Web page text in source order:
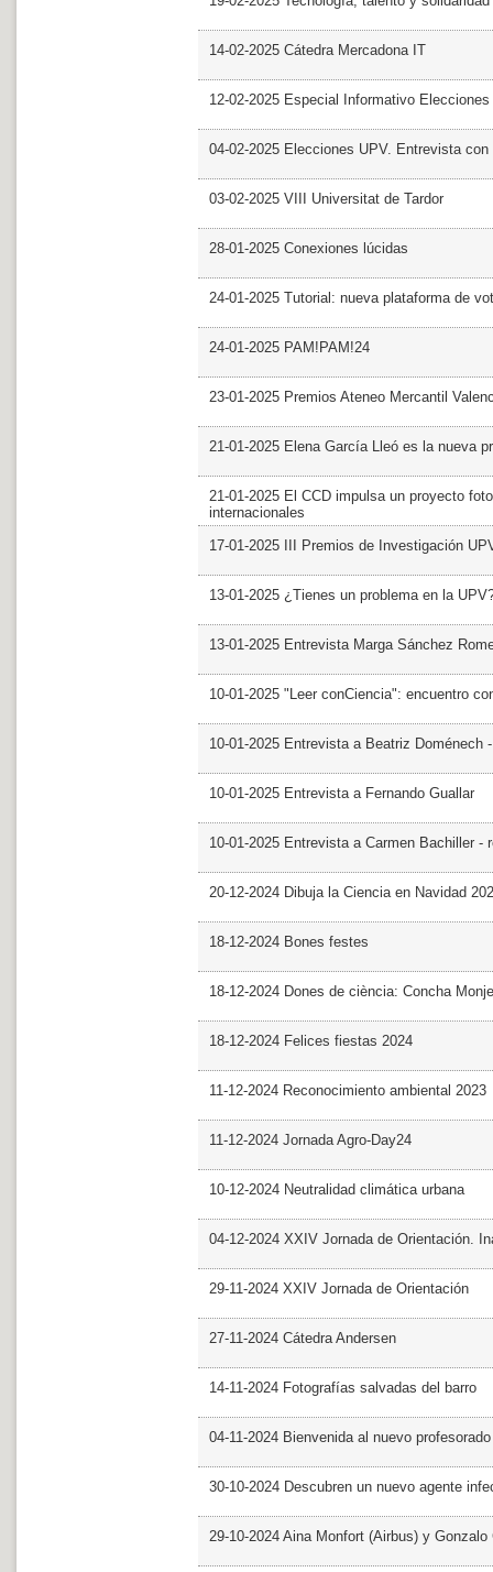
14-02-2025 Cátedra Mercadona IT
12-02-2025 Especial Informativo Elecciones
04-02-2025 Elecciones UPV. Entrevista con
03-02-2025 VIII Universitat de Tardor
28-01-2025 Conexiones lúcidas
24-01-2025 Tutorial: nueva plataforma de
24-01-2025 PAM!PAM!24
23-01-2025 Premios Ateneo Mercantil
21-01-2025 Elena García Lleó es la nueva
21-01-2025 El CCD impulsa un proyecto
internacionales
17-01-2025 III Premios de Investigación
13-01-2025 ¿Tienes un problema en la
13-01-2025 Entrevista Marga Sánchez
10-01-2025 "Leer conCiencia": encuentro
10-01-2025 Entrevista a Beatriz Doménech
10-01-2025 Entrevista a Fernando Guallar
10-01-2025 Entrevista a Carmen Bachiller -
20-12-2024 Dibuja la Ciencia en Navidad
18-12-2024 Bones festes
18-12-2024 Dones de ciència: Concha Monje
18-12-2024 Felices fiestas 2024
11-12-2024 Reconocimiento ambiental 2023
11-12-2024 Jornada Agro-Day24
10-12-2024 Neutralidad climática urbana
04-12-2024 XXIV Jornada de Orientación.
29-11-2024 XXIV Jornada de Orientación
27-11-2024 Cátedra Andersen
14-11-2024 Fotografías salvadas del barro
04-11-2024 Bienvenida al nuevo profesorado
30-10-2024 Descubren un nuevo agente
29-10-2024 Aina Monfort (Airbus) y